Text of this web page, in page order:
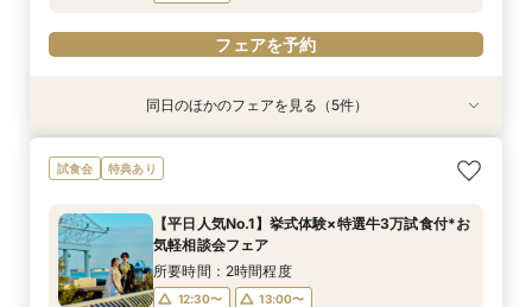
フェアを予約
特典あり
8/9(日)
マイナビ限定＼結婚式どうしたいかわからない方
へ／GOOD WEDDING AWARD2025ベスト50受
会★試食付・来館カタログギフト最大3万円
所要時間：2時間程度
14:00〜
15:00〜
特典あり
8/9(日)
SNSで670万回再生!「心を動かす結婚式」相談
フェア
9:00〜
10:00〜
14:00〜
15:00〜
17:00〜
特典あり
8/9(日)
年内ウェディングがお得に間に合う！安心準備＆
試食付きフェア
9:00〜
10:00〜
14:00〜
15:00〜
17:00〜
特典あり
8/9(日)
【ナイトウェディング歓迎】神戸の海×1000万ド
ルの夜景で叶える特別な夜のウェディングパー
所要時間：2時間程度
14:00〜
17:00〜
特典あり
8/9(日)
【2件目以降限定】持込無料×自由スタイル★最
大1万ギフト券付
9:00〜
10:00〜
14:00〜
15:00〜
16:00〜
同日のほかのフェアを見る（5件）
試食会 特典あり
【平日人気No.1】挙式体験×特選牛3万試食付*お
気軽相談会フェア
所要時間：2時間程度
12:30〜
13:00〜